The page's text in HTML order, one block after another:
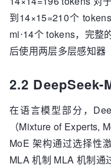
到14×15=210个
mi⋅14个 tokens，完整
后使用两层多层感知
2.2 DeepSeek-
在语言模型部分，
（Mixture of Experts,
MoE 架构通过选择性
MLA 机制 MLA 机制通